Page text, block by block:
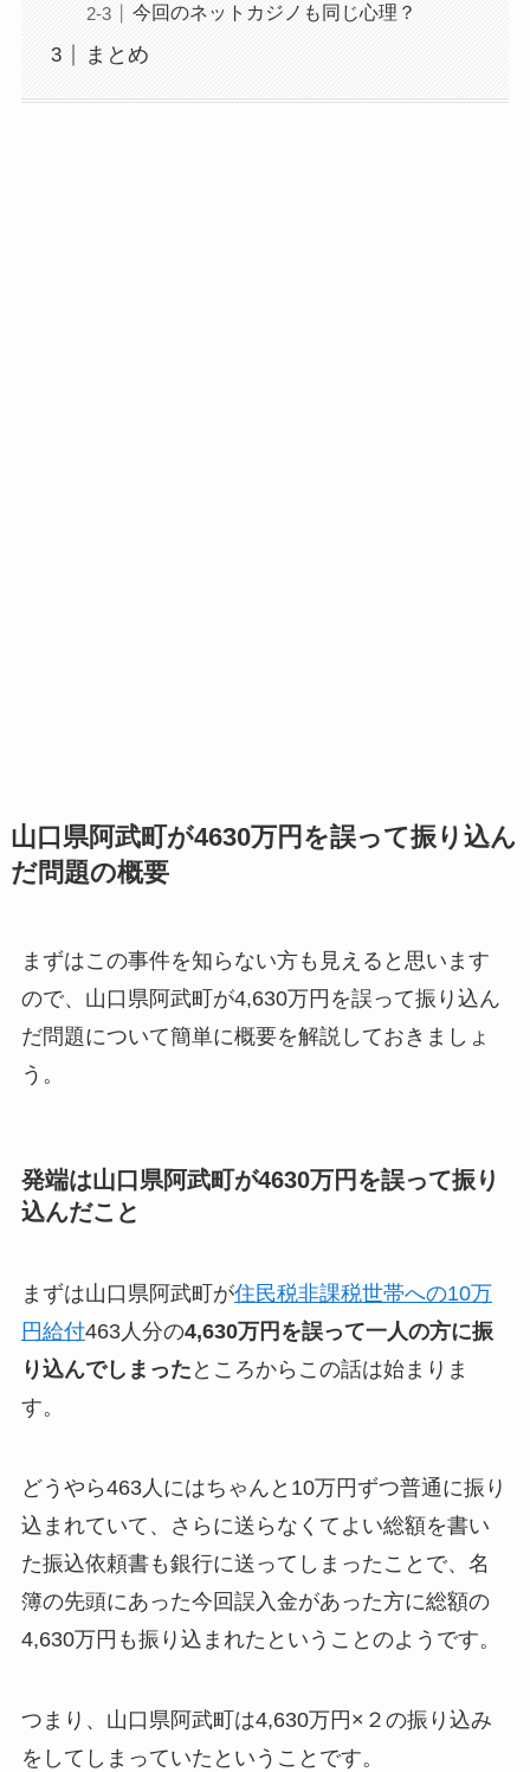
今回のネットカジノも同じ心理？
まとめ
山口県阿武町が4630万円を誤って振り込ん
だ問題の概要
まずはこの事件を知らない方も見えると思います
ので、山口県阿武町が4,630万円を誤って振り込ん
だ問題について簡単に概要を解説しておきましょ
う。
発端は山口県阿武町が4630万円を誤って振り
込んだこと
まずは山口県阿武町が住民税非課税世帯への10万
円給付463人分の4,630万円を誤って一人の方に振
り込んでしまった ところからこの話は始まりま
す。
どうやら463人にはちゃんと10万円ずつ普通に振り
込まれていて、さらに送らなくてよい総額を書い
た振込依頼書も銀行に送ってしまったことで、名
簿の先頭にあった今回誤入金があった方に総額の
4,630万円も振り込まれたということのようです。
つまり、山口県阿武町は4,630万円×２の振り込み
をしてしまっていたということです。